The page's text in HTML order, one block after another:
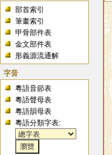
部首索引
筆畫索引
甲骨部件表
金文部件表
形義源流通解
字音
粵語音節表
粵語聲母表
粵語韻母表
粵語分類字表: